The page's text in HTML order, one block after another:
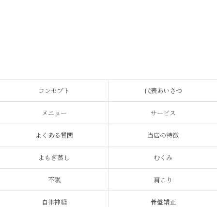
コンセプト 代表あいさつ
メニュー サービス
よくある質問 当店の特徴
よもぎ蒸し むくみ
不眠 肩こり
自律神経 骨盤矯正